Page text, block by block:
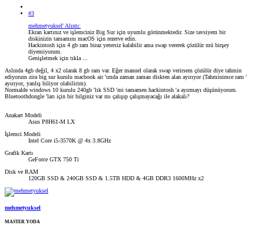
#3
mehmetyuksel' Alıntı:
Ekran kartınız ve işlemciniz Big Sur için uyumlu görünmektedir. Size tavsiyem bir
diskinizin tamamını macOS için rezerve edin.
Hackintosh için 4 gb ram biraz yetersiz kalabilir ama swap vererek çözülür mü birşey
diyemiyorum.
Genişletmek için tıkla ...
Aslında 4gb değil, 4 x2 olarak 8 gb ram var. Eğer manuel olarak swap verirsem çözülür diye tahmin
ediyorum zira big sur kurulu macbook air 'ımda zaman zaman diskten alan ayırıyor (Tahminimce ram '
ayırıyor, yanlış biliyor olabilirim).
Normalde windows 10 kurulu 240gb 'lık SSD 'mi tamamen hackintosh 'a ayırmayı düşünüyorum.
Bluetoothdongle 'ları için bir bilginiz var mı çalışıp çalışmayacağı ile alakalı?
Anakart Modeli
Asus P8H61-M LX
İşlemci Modeli
Intel Core i5-3570K @ 4x 3.8GHz
Grafik Kartı
GeForce GTX 750 Ti
Disk ve RAM
120GB SSD & 240GB SSD & 1.5TB HDD & 4GB DDR3 1600MHz x2
mehmetyuksel
MASTER YODA